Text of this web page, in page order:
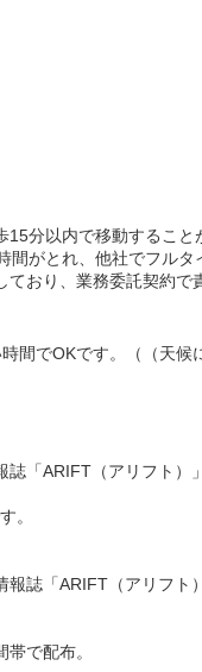
15分以内で移動すること
間がとれ、他社でフルタ
おり、業務委託契約で
間でOKです。（（天候
誌「ARIFT（アリフト）
。
報誌「ARIFT（アリフト
で配布。